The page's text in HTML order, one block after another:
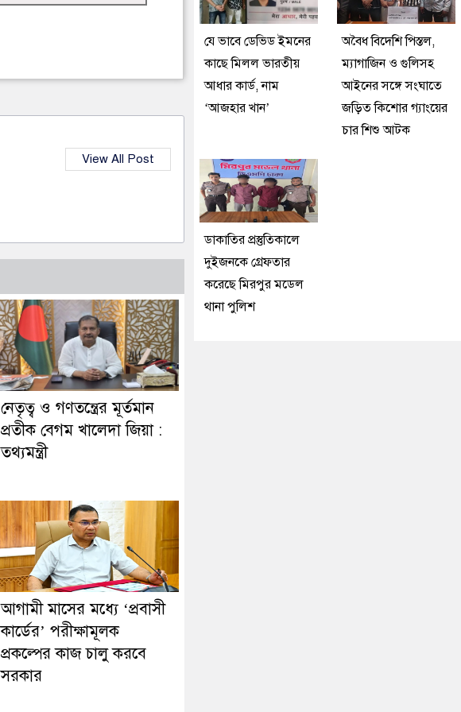
View All Post
নেতৃত্ব ও গণতন্ত্রের মূর্তমান
প্রতীক বেগম খালেদা জিয়া :
তথ্যমন্ত্রী
আগামী মাসের মধ্যে ‘প্রবাসী
কার্ডের’ পরীক্ষামূলক
প্রকল্পের কাজ চালু করবে
সরকার
যে ভাবে ডেভিড ইমনের
কাছে মিলল ভারতীয়
আধার কার্ড, নাম
‘আজহার খান’
অবৈধ বিদেশি পিস্তল,
ম্যাগাজিন ও গুলিসহ
আইনের সঙ্গে সংঘাতে
জড়িত কিশোর গ্যাংয়ের
চার শিশু আটক
ডাকাতির প্রস্তুতিকালে
দুইজনকে গ্রেফতার
করেছে মিরপুর মডেল
থানা পুলিশ